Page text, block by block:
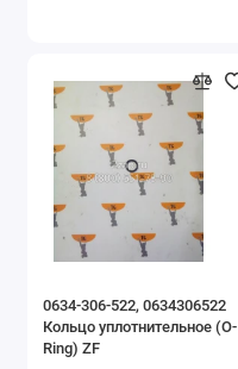
0634-306-522, 0634306522
Кольцо уплотнительное (O-
Ring) ZF